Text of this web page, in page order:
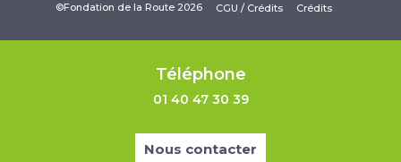
©Fondation de la Route 2026 CGU / Crédits Crédits
Téléphone
01 40 47 30 39
Nous contacter